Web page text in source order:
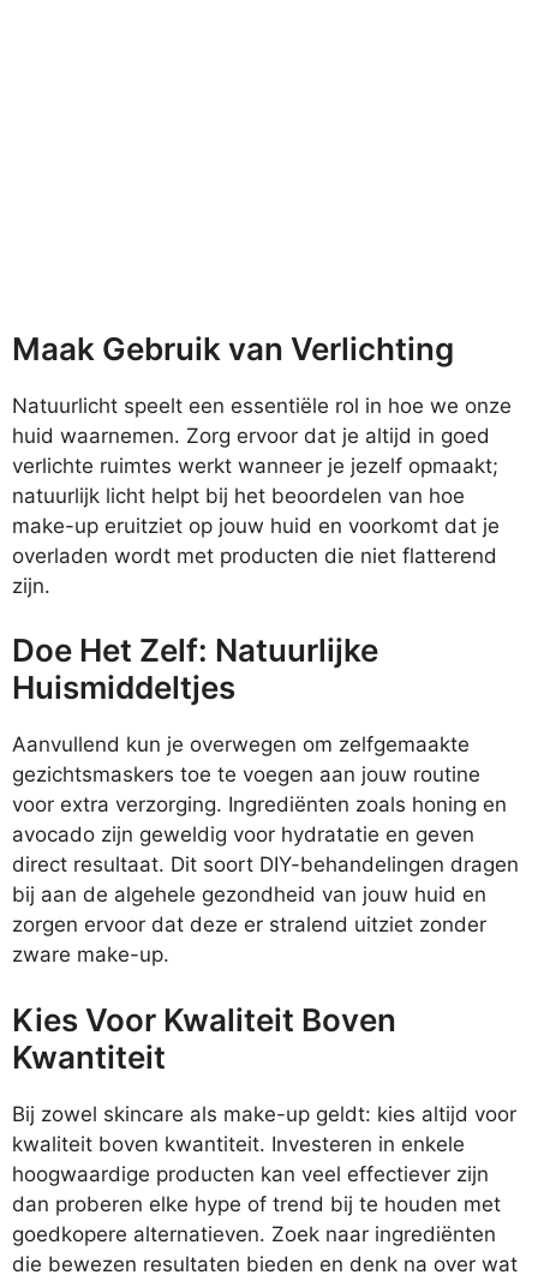
Maak Gebruik van Verlichting
Natuurlicht speelt een essentiële rol in hoe we onze
huid waarnemen. Zorg ervoor dat je altijd in goed
verlichte ruimtes werkt wanneer je jezelf opmaakt;
natuurlijk licht helpt bij het beoordelen van hoe
make-up eruitziet op jouw huid en voorkomt dat je
overladen wordt met producten die niet flatterend
zijn.
Doe Het Zelf: Natuurlijke
Huismiddeltjes
Aanvullend kun je overwegen om zelfgemaakte
gezichtsmaskers toe te voegen aan jouw routine
voor extra verzorging. Ingrediënten zoals honing en
avocado zijn geweldig voor hydratatie en geven
direct resultaat. Dit soort DIY-behandelingen dragen
bij aan de algehele gezondheid van jouw huid en
zorgen ervoor dat deze er stralend uitziet zonder
zware make-up.
Kies Voor Kwaliteit Boven
Kwantiteit
Bij zowel skincare als make-up geldt: kies altijd voor
kwaliteit boven kwantiteit. Investeren in enkele
hoogwaardige producten kan veel effectiever zijn
dan proberen elke hype of trend bij te houden met
goedkopere alternatieven. Zoek naar ingrediënten
die bewezen resultaten bieden en denk na over wat